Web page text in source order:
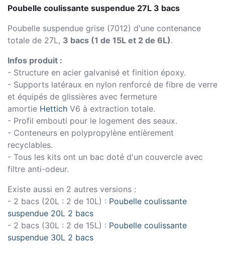
Poubelle coulissante suspendue 27L 3 bacs
Poubelle suspendue grise (7012) d'une contenance
totale de 27L, 3 bacs (1 de 15L et 2 de 6L).
Infos produit :
- Structure en acier galvanisé et finition époxy.
- Supports latéraux en nylon renforcé de fibre de verre
et équipés de glissières avec fermeture
amortie Hettich V6 à extraction totale.
- Profil embouti pour le logement des seaux.
- Conteneurs en polypropylène entièrement
recyclables.
- Tous les kits ont un bac doté d'un couvercle avec
filtre anti-odeur.
Existe aussi en 2 autres versions :
- 2 bacs (20L : 2 de 10L) : Poubelle coulissante
suspendue 20L 2 bacs
- 2 bacs (30L : 2 de 15L) : Poubelle coulissante
suspendue 30L 2 bacs